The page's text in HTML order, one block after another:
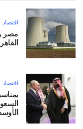
اقتصاد
مصر
اقتصاد